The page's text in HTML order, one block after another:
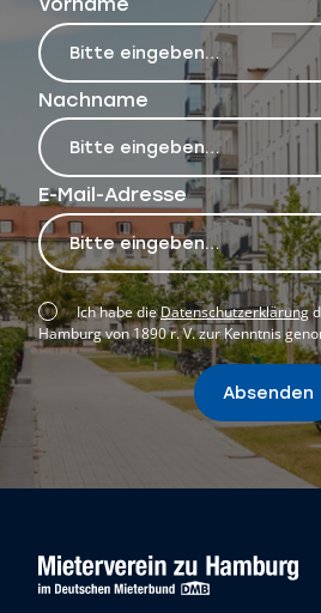
Nachname
E-Mail-Adresse
Ich habe dieDatenschutzerklärung
Hamburg von 1890 r. V. zur Kenntnis
Absenden